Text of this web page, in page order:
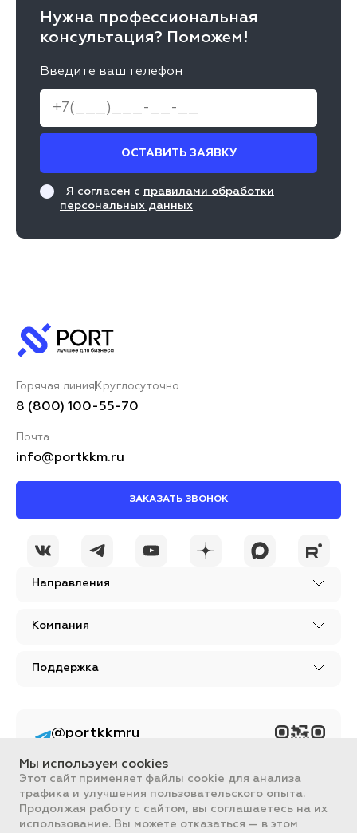
Нужна профессиональная
консультация? Поможем!
Введите ваш телефон
ОСТАВИТЬ ЗАЯВКУ
Я согласен с правилами обработки
персональных данных
Направления
Компания
Поддержка
Горячая линия Круглосуточно
8 (800) 100-55-70
Почта
info@portkkm.ru
ЗАКАЗАТЬ ЗВОНОК
Вся информация, размещенная на сайте, носит ознакомительный
характер и не является публичной офертой, определяемой
положениями Статьи 437 ГК РФ.
@portkkmru
контент PORT - бизнес
портал
Мы используем cookies
Этот сайт применяет файлы cookie для анализа
трафика и улучшения пользовательского опыта.
Продолжая работу с сайтом, вы соглашаетесь на их
использование. Вы можете отказаться — в этом